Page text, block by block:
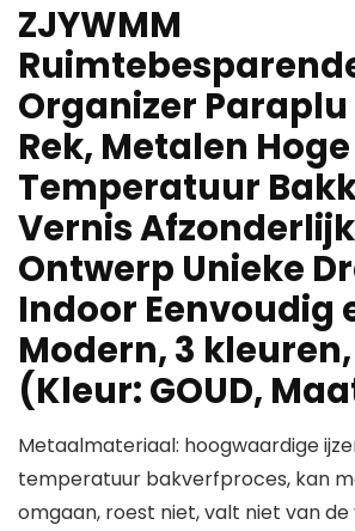
ZJYWMM
Organizer Paraplu
Rek, Metalen Hoge
Temperatuur
Vernis Afzonderlijk
Ontwerp Unieke
Indoor Eenvoudig
Modern, 3
(Kleur: GOUD,
Metaalmateriaal: hoogwaardige
temperatuur bakverfproces, kan
omgaan, roest niet, valt niet van